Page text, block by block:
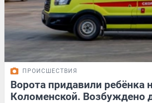
ПРОИСШЕСТВИЯ
Ворота придавили ребёнка
Коломенской. Возбуждено